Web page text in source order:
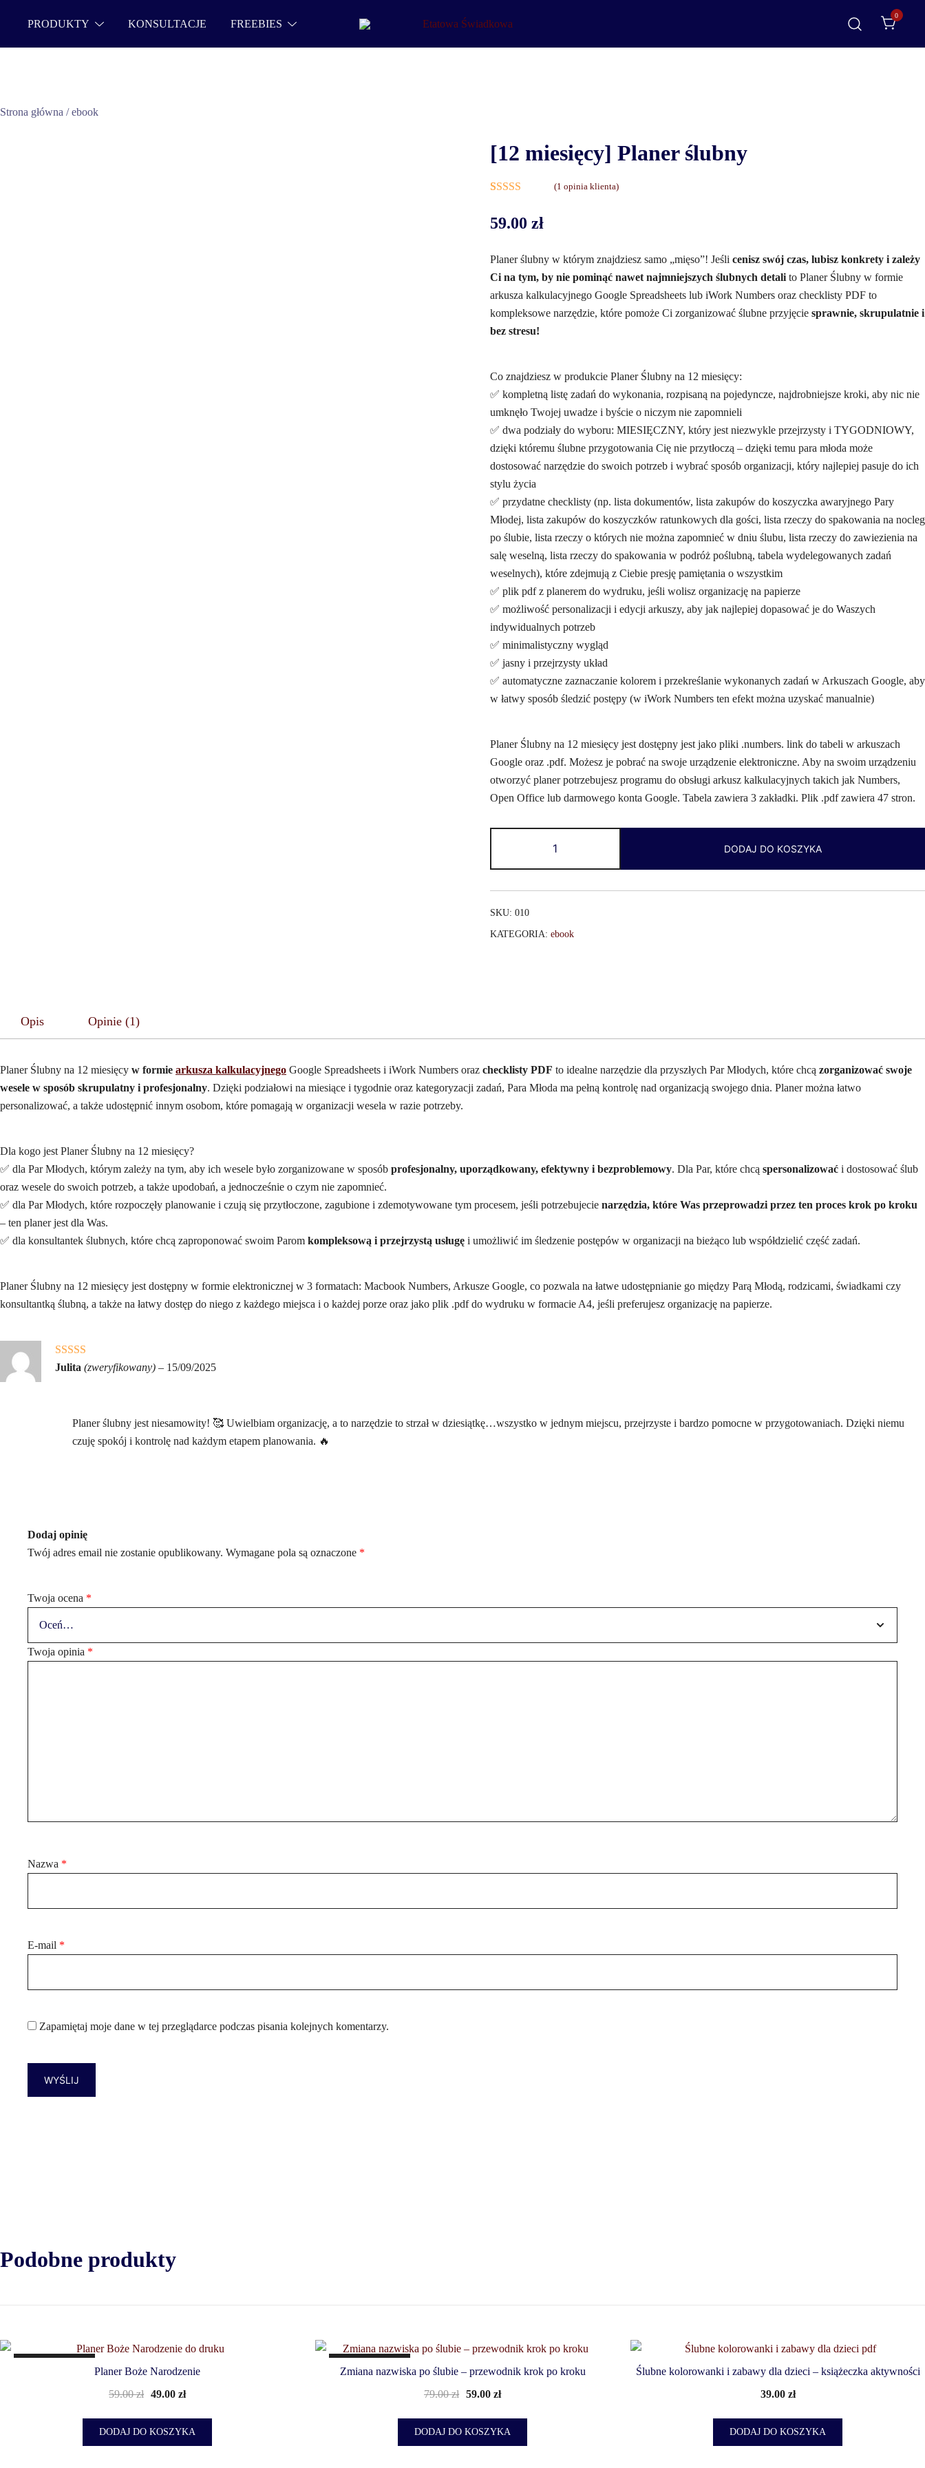
PRODUKTY KONSULTACJE FREEBIES
Etatowa Świadkowa
– ślub i wesele na Waszych zasadach
0
Strona główna /ebook
[12 miesięcy] Planer ślubny
5.00 na 5 na
oceny klienta
(1 opinia klienta)
59.00 zł
Planer ślubny w którym znajdziesz samo „mięso”! Jeśli cenisz swój czas, lubisz konkrety i zależy
Ci na tym, by nie pominąć nawet najmniejszych ślubnych detali to Planer Ślubny w formie
arkusza kalkulacyjnego Google Spreadsheets lub iWork Numbers oraz checklisty PDF to
kompleksowe narzędzie, które pomoże Ci zorganizować ślubne przyjęcie sprawnie, skrupulatnie i
bez stresu!
Co znajdziesz w produkcie Planer Ślubny na 12 miesięcy:
✅ kompletną listę zadań do wykonania, rozpisaną na pojedyncze, najdrobniejsze kroki, aby nic nie
umknęło Twojej uwadze i byście o niczym nie zapomnieli
✅ dwa podziały do wyboru: MIESIĘCZNY, który jest niezwykle przejrzysty i TYGODNIOWY,
dzięki któremu ślubne przygotowania Cię nie przytłoczą – dzięki temu para młoda może
dostosować narzędzie do swoich potrzeb i wybrać sposób organizacji, który najlepiej pasuje do ich
stylu życia
✅ przydatne checklisty (np. lista dokumentów, lista zakupów do koszyczka awaryjnego Pary
Młodej, lista zakupów do koszyczków ratunkowych dla gości, lista rzeczy do spakowania na nocleg
po ślubie, lista rzeczy o których nie można zapomnieć w dniu ślubu, lista rzeczy do zawiezienia na
salę weselną, lista rzeczy do spakowania w podróż poślubną, tabela wydelegowanych zadań
weselnych), które zdejmują z Ciebie presję pamiętania o wszystkim
✅ plik pdf z planerem do wydruku, jeśli wolisz organizację na papierze
✅ możliwość personalizacji i edycji arkuszy, aby jak najlepiej dopasować je do Waszych
indywidualnych potrzeb
✅ minimalistyczny wygląd
✅ jasny i przejrzysty układ
✅ automatyczne zaznaczanie kolorem i przekreślanie wykonanych zadań w Arkuszach Google, aby
w łatwy sposób śledzić postępy (w iWork Numbers ten efekt można uzyskać manualnie)
Planer Ślubny na 12 miesięcy jest dostępny jest jako pliki .numbers. link do tabeli w arkuszach
Google oraz .pdf. Możesz je pobrać na swoje urządzenie elektroniczne. Aby na swoim urządzeniu
otworzyć planer potrzebujesz programu do obsługi arkusz kalkulacyjnych takich jak Numbers,
Open Office lub darmowego konta Google. Tabela zawiera 3 zakładki. Plik .pdf zawiera 47 stron.
DODAJ DO KOSZYKA
SKU: 010
KATEGORIA: ebook
Opis Opinie (1)
Planer Ślubny na 12 miesięcy w formie arkusza kalkulacyjnego Google Spreadsheets i iWork Numbers oraz checklisty PDF to idealne narzędzie dla przyszłych Par Młodych, które chcą zorganizować swoje
wesele w sposób skrupulatny i profesjonalny. Dzięki podziałowi na miesiące i tygodnie oraz kategoryzacji zadań, Para Młoda ma pełną kontrolę nad organizacją swojego dnia. Planer można łatwo
personalizować, a także udostępnić innym osobom, które pomagają w organizacji wesela w razie potrzeby.
Dla kogo jest Planer Ślubny na 12 miesięcy?
✅ dla Par Młodych, którym zależy na tym, aby ich wesele było zorganizowane w sposób profesjonalny, uporządkowany, efektywny i bezproblemowy. Dla Par, które chcą spersonalizować i dostosować ślub
oraz wesele do swoich potrzeb, a także upodobań, a jednocześnie o czym nie zapomnieć.
✅ dla Par Młodych, które rozpoczęły planowanie i czują się przytłoczone, zagubione i zdemotywowane tym procesem, jeśli potrzebujecie narzędzia, które Was przeprowadzi przez ten proces krok po kroku
– ten planer jest dla Was.
✅ dla konsultantek ślubnych, które chcą zaproponować swoim Parom kompleksową i przejrzystą usługę i umożliwić im śledzenie postępów w organizacji na bieżąco lub współdzielić część zadań.
Planer Ślubny na 12 miesięcy jest dostępny w formie elektronicznej w 3 formatach: Macbook Numbers, Arkusze Google, co pozwala na łatwe udostępnianie go między Parą Młodą, rodzicami, świadkami czy
konsultantką ślubną, a także na łatwy dostęp do niego z każdego miejsca i o każdej porze oraz jako plik .pdf do wydruku w formacie A4, jeśli preferujesz organizację na papierze.
Oceniono5
Julita (zweryfikowany) – 15/09/2025
Planer ślubny jest niesamowity! 🥰 Uwielbiam organizację, a to narzędzie to strzał w dziesiątkę…wszystko w jednym miejscu, przejrzyste i bardzo pomocne w przygotowaniach. Dzięki niemu
czuję spokój i kontrolę nad każdym etapem planowania. 🔥
Dodaj opinię
Twój adres email nie zostanie opublikowany. Wymagane pola są oznaczone *
Twoja ocena *
Twoja opinia *
Nazwa *
E-mail *
Zapamiętaj moje dane w tej przeglądarce podczas pisania kolejnych komentarzy.
Podobne produkty
Planer Boże Narodzenie
59.00zł 49.00 zł
DODAJ DO KOSZYKA
Zmiana nazwiska po ślubie – przewodnik krok po kroku
79.00zł 59.00 zł
DODAJ DO KOSZYKA
Ślubne kolorowanki i zabawy dla dzieci – książeczka aktywności
39.00 zł
DODAJ DO KOSZYKA